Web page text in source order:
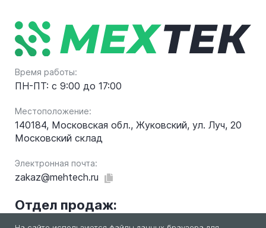
Время работы:
ПН-ПТ: с 9:00 до 17:00
Местоположение:
140184, Московская обл., Жуковский, ул. Луч, 20
Московский склад
Электронная почта:
zakaz@mehtech.ru
Отдел продаж: